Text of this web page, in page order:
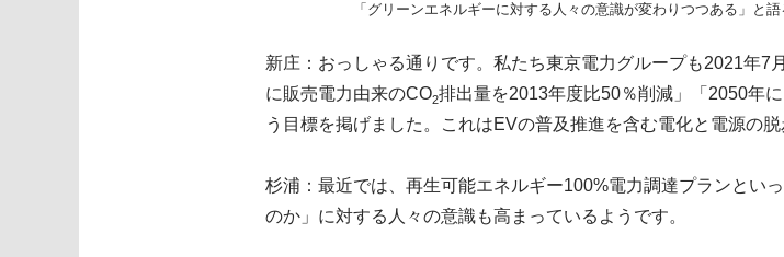
「グリーンエネルギーに対する人々の意識が変わりつつある」と
新庄：おっしゃる通りです。私たち東京電力グループも2021年
に販売電力由来のCO2排出量を2013年度比50％削減」「2050年
う目標を掲げました。これはEVの普及推進を含む電化と電源の
杉浦：最近では、再生可能エネルギー100%電力調達プランとい
のか」に対する人々の意識も高まっているようです。